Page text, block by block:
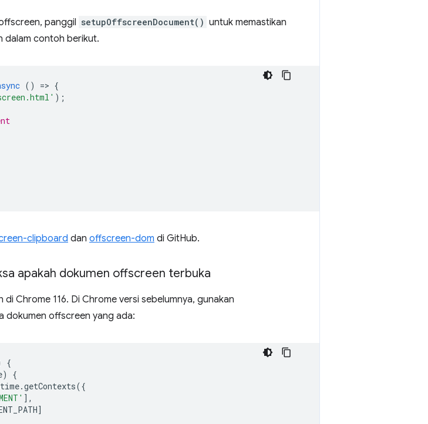
panggil setupOffscreenDocument() untuk memastikan
dalam contoh berikut.
() => {
);
clipboard dan offscreen-dom di GitHub.
apakah dokumen offscreen terbuka
di Chrome 116. Di Chrome versi sebelumnya, gunakan
dokumen offscreen yang ada:
{
)
{
.getContexts({
],
]